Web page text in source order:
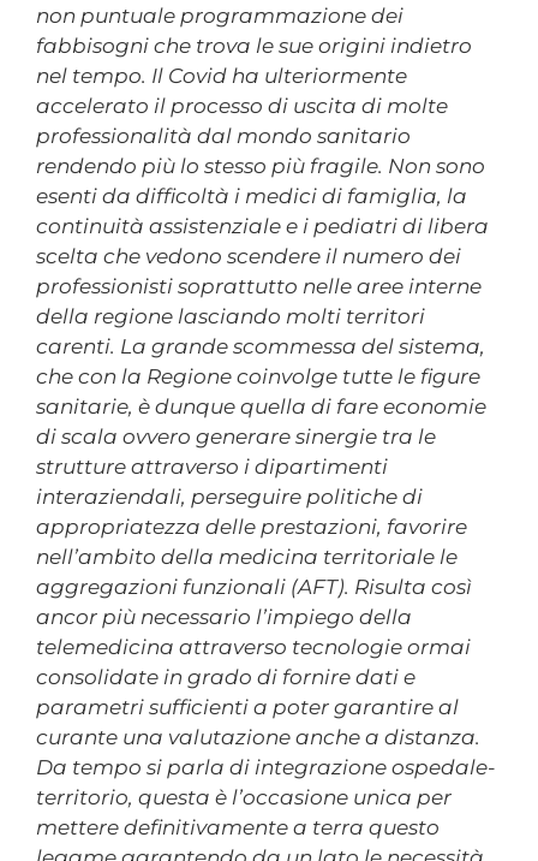
non puntuale programmazione dei
fabbisogni che trova le sue origini indietro
nel tempo. Il Covid ha ulteriormente
accelerato il processo di uscita di molte
professionalità dal mondo sanitario
rendendo più lo stesso più fragile. Non sono
esenti da difficoltà i medici di famiglia, la
continuità assistenziale e i pediatri di libera
scelta che vedono scendere il numero dei
professionisti soprattutto nelle aree interne
della regione lasciando molti territori
carenti. La grande scommessa del sistema,
che con la Regione coinvolge tutte le figure
sanitarie, è dunque quella di fare economie
di scala ovvero generare sinergie tra le
strutture attraverso i dipartimenti
interaziendali, perseguire politiche di
appropriatezza delle prestazioni, favorire
nell’ambito della medicina territoriale le
aggregazioni funzionali (AFT). Risulta così
ancor più necessario l’impiego della
telemedicina attraverso tecnologie ormai
consolidate in grado di fornire dati e
parametri sufficienti a poter garantire al
curante una valutazione anche a distanza.
Da tempo si parla di integrazione ospedale-
territorio, questa è l’occasione unica per
mettere definitivamente a terra questo